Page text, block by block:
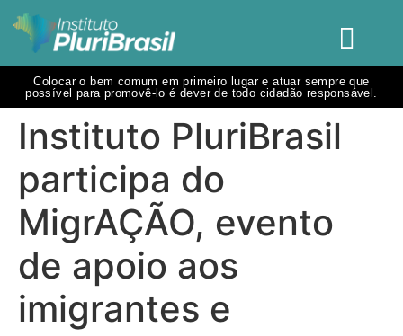
Colocar o bem comum em primeiro lugar e atuar sempre que
possível para promovê-lo é dever de todo cidadão responsável.
Instituto PluriBrasil
participa do
MigrAÇÃO, evento
de apoio aos
imigrantes e